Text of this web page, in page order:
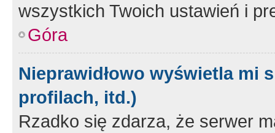
wszystkich Twoich ustawień i
Góra
Nieprawidłowo wyświetla mi
profilach, itd.)
Rzadko się zdarza, że serwer